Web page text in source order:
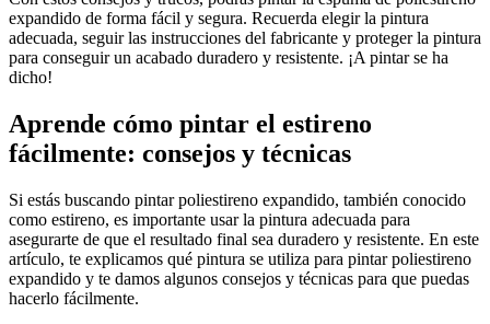
expandido de forma fácil y segura. Recuerda elegir la pintura
adecuada, seguir las instrucciones del fabricante y proteger la pintura
para conseguir un acabado duradero y resistente. ¡A pintar se ha
dicho!
Aprende cómo pintar el estireno
fácilmente: consejos y técnicas
Si estás buscando pintar poliestireno expandido, también conocido
como estireno, es importante usar la pintura adecuada para
asegurarte de que el resultado final sea duradero y resistente. En este
artículo, te explicamos qué pintura se utiliza para pintar poliestireno
expandido y te damos algunos consejos y técnicas para que puedas
hacerlo fácilmente.